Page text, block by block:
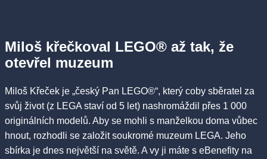
Miloš křečkoval LEGO® až tak, že
otevřel muzeum
Miloš Křeček je „český Pan LEGO®“, který coby sběratel za
svůj život (z LEGA staví od 5 let) nashromáždil přes 1 000
originálních modelů. Aby se mohli s manželkou doma vůbec
hnout, rozhodli se založit soukromé muzeum LEGA. Jeho
sbírka je dnes největší na světě. A vy ji máte s eBenefity na